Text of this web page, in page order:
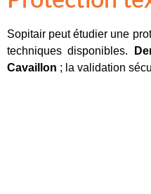
Sopitair peut étudier une
techniques disponibles.
Cavaillon ; la validation